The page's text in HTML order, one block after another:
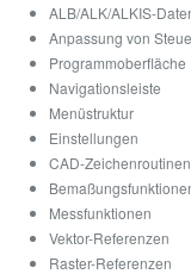
ALB/ALK/ALKIS-
Anpassung von
Programmoberfläche
Navigationsleiste
Menüstruktur
Einstellungen
CAD-Zeichenroutinen
Messfunktionen
Vektor-Referenzen
Raster-Referenzen